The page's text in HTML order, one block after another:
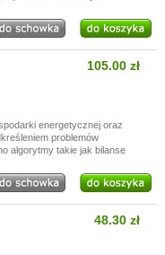
105.00 zł
energetycznej oraz
problemów
algorytmy takie jak bilanse
48.30 zł